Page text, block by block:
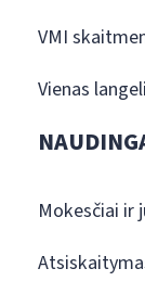
VMI
Vienas
Mokesčiai ir